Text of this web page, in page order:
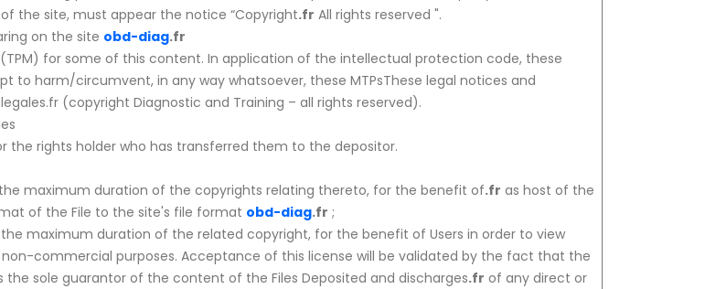
the site, must appear the notice “Copyright.fr All rights reserved ".
on the site obd-diag.fr
for some of this content. In application of the intellectual protection code, these
harm/circumvent, in any way whatsoever, these MTPsThese legal notices and
(copyright Diagnostic and Training – all rights reserved).
the rights holder who has transferred them to the depositor.
maximum duration of the copyrights relating thereto, for the benefit of.fr as host of the
of the File to the site's file format obd-diag.fr ;
maximum duration of the related copyright, for the benefit of Users in order to view
commercial purposes. Acceptance of this license will be validated by the fact that the
the sole guarantor of the content of the Files Deposited and discharges.fr of any direct or